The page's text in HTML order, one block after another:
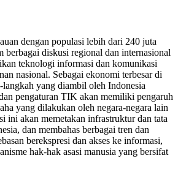
dengan populasi lebih dari 240 juta
berbagai diskusi regional dan internasional
teknologi informasi dan komunikasi
nasional. Sebagai ekonomi terbesar di
yang diambil oleh Indonesia
pengaturan TIK akan memiliki pengaruh
yang dilakukan oleh negara-negara lain
ini akan memetakan infrastruktur dan tata
dan membahas berbagai tren dan
berekspresi dan akses ke informasi,
hak-hak asasi manusia yang bersifat